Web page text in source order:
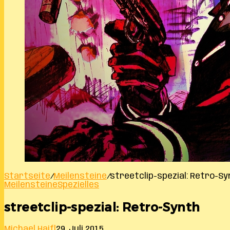
Startseite/Meilensteine/streetclip-spezial: Retro-
MeilensteineSpezielles
streetclip-spezial: Retro-Synth